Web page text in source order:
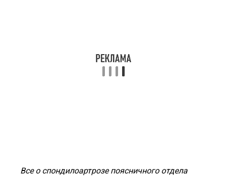
Все о спондилоартрозе поясничного отдела